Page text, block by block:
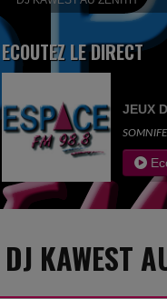
ECOUTEZ LE DIRECT
JEUX
DJ KAWEST